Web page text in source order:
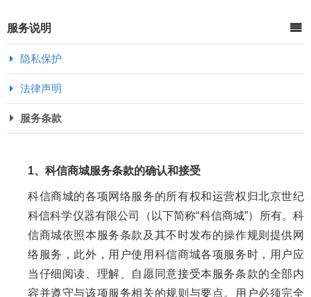
服务说明
隐私保护
法律声明
服务条款
1、科信商城服务条款的确认和接受
科信商城的各项网络服务的所有权和运营权归北京世纪
科信科学仪器有限公司（以下简称“科信商城”）所有。科
信商城依照本服务条款及其不时发布的操作规则提供网
络服务，此外，用户使用科信商城各项服务时，用户应
当仔细阅读、理解、自愿同意接受本服务条款的全部内
容并遵守与该项服务相关的规则与要点。用户必须完全